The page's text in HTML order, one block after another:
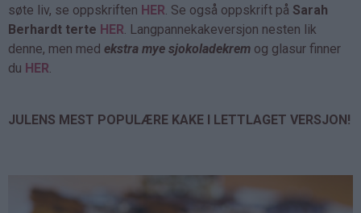
søte liv, se oppskriften HER. Se også oppskrift på Sarah
Berhardt terte HER. Langpannekakeversjon nesten lik
denne, men med ekstra mye sjokoladekrem og glasur finner
du HER.
JULENS MEST POPULÆRE KAKE I LETTLAGET VERSJON!